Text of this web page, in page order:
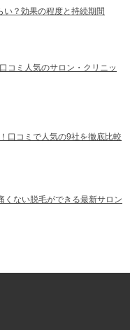
？効果の程度と持続期間
コミ人気のサロン・クリニッ
口コミで人気の9社を徹底比較
くない脱毛ができる最新サロン